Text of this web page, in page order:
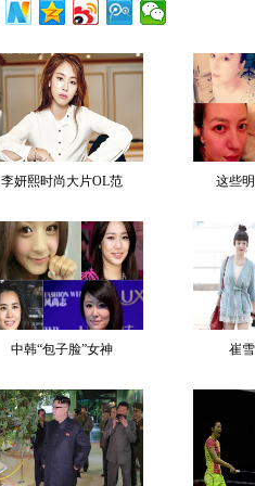
李妍熙时尚大片OL范 这些
中韩“包子脸”女神 崔